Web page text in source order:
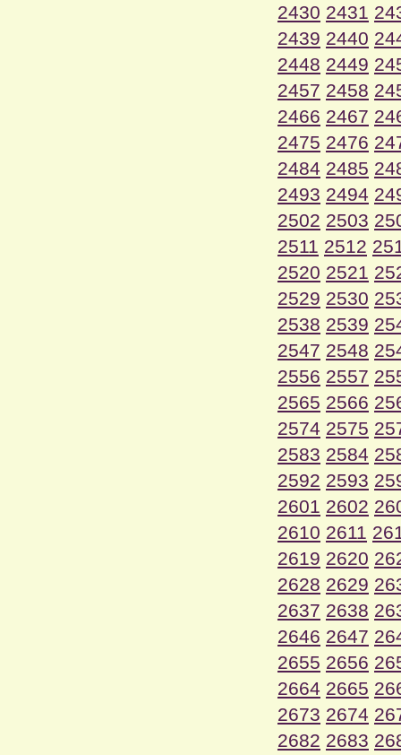
2430 2431
2439 2440
2448 2449
2457 2458
2466 2467
2475 2476
2484 2485
2493 2494
2502 2503
2511 2512
2520 2521
2529 2530
2538 2539
2547 2548
2556 2557
2565 2566
2574 2575
2583 2584
2592 2593
2601 2602
2610 2611
2619 2620
2628 2629
2637 2638
2646 2647
2655 2656
2664 2665
2673 2674
2682 2683